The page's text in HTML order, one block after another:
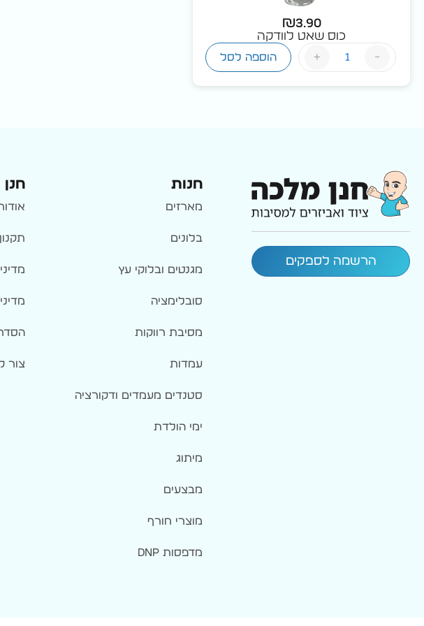
₪3.90
כוס שאט לוודקה
-
+ הוספה לסל
הרשמה לספקים
חנות
מארזים
בלונים
מגנטים ובלוקי עץ
סובלימציה
מסיבת רווקות
עמדות
סטנדים מעמדים ודקורציה
ימי הולדת
מיתוג
מבצעים
מוצרי חורף
מדפסות DNP
תקנון
צור